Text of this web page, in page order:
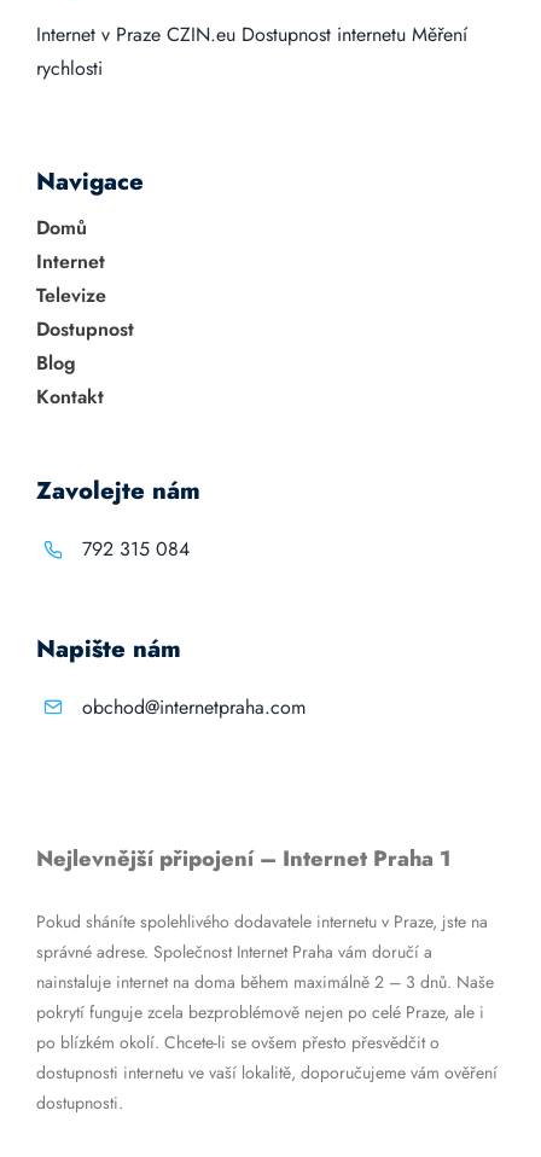
Internet v Praze CZIN.eu Dostupnost internetu Měření
rychlosti
Navigace
Domů
Internet
Televize
Dostupnost
Blog
Kontakt
Zavolejte nám
792 315 084
Napište nám
obchod@internetpraha.com
Nejlevnější připojení – Internet Praha 1
Pokud sháníte spolehlivého dodavatele internetu v Praze, jste na
správné adrese. Společnost Internet Praha vám doručí a
nainstaluje internet na doma během maximálně 2 – 3 dnů. Naše
pokrytí funguje zcela bezproblémově nejen po celé Praze, ale i
po blízkém okolí. Chcete-li se ovšem přesto přesvědčit o
dostupnosti internetu ve vaší lokalitě, doporučujeme vám ověření
dostupnosti.